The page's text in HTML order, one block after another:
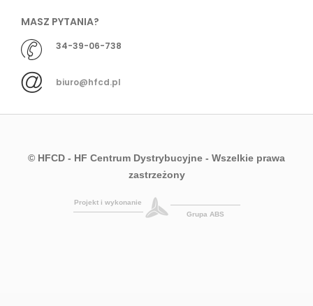
MASZ PYTANIA?
34-39-06-738
biuro@hfcd.pl
© HFCD - HF Centrum Dystrybucyjne - Wszelkie prawa
zastrzeżony
Projekt i wykonanie
Grupa ABS